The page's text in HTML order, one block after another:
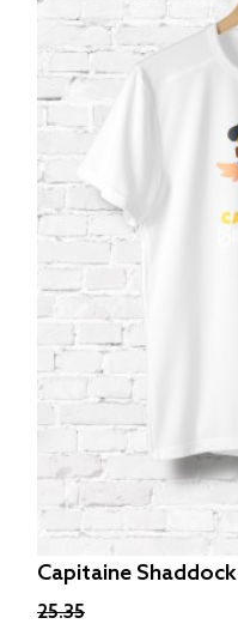
Capitaine Shaddock
25.35